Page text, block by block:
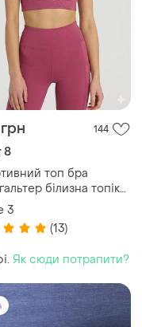
144
8
топ бра
білизна топік
спорт сток layer 8
3
(13)
Як сюди потрапити?